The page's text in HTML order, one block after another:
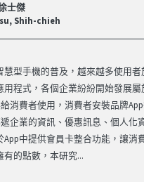
士傑
Shih-chieh
慧型手機的普及，越來越多使用者
用程式，各個企業紛紛開始發展屬
消費者使用，消費者安裝品牌
企業的資訊、優惠訊息、個人化
App中提供會員卡整合功能，讓消
有的點數，本研究...